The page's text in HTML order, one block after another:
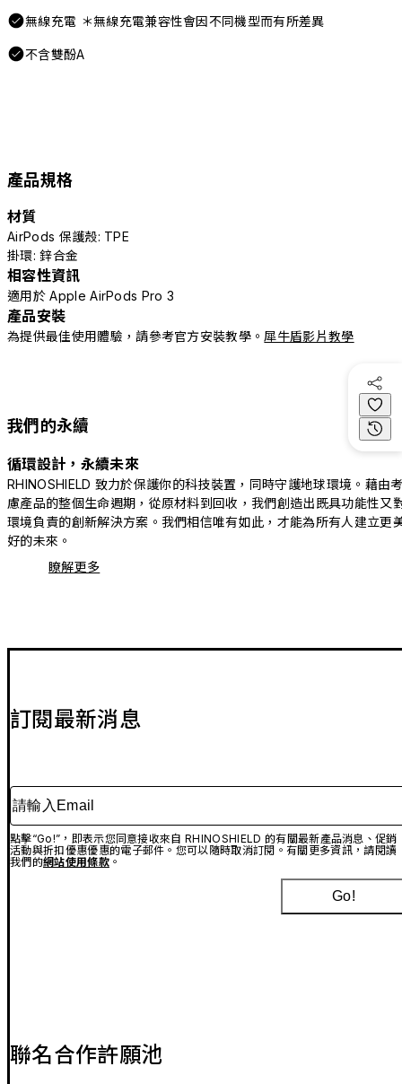
無線充電 ＊無線充電兼容性會因不同機型而有所差異
不含雙酚A
產品規格
材質
AirPods 保護殼: TPE
掛環: 鋅合金
相容性資訊
適用於 Apple AirPods Pro 3
產品安裝
為提供最佳使用體驗，請參考官方安裝教學。 犀牛盾影片教學
我們的永續
循環設計，永續未來
RHINOSHIELD 致力於保護你的科技裝置，同時守護地球環境。藉由
慮產品的整個生命週期，從原材料到回收，我們創造出既具功能性又
環境負責的創新解決方案。我們相信唯有如此，才能為所有人建立更
好的未來。
瞭解更多
訂閱最新消息
請輸入Email
點擊“Go!”，即表示您同意接收來自 RHINOSHIELD 的有關最新產品消息、促銷
活動與折扣優惠優惠的電子郵件。您可以隨時取消訂閱。有關更多資訊，請閱讀
我們的網站使用條款。
Go!
聯名合作許願池